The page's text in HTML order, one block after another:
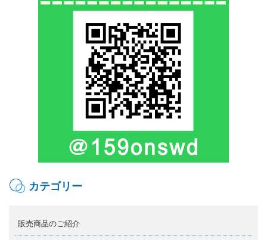
カテゴリー
販売商品のご紹介